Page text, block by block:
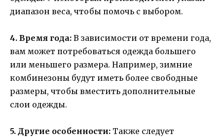
диапазон веса, чтобы помочь с выбором.
4. Время года: В зависимости от времени года,
вам может потребоваться одежда большего
или меньшего размера. Например, зимние
комбинезоны будут иметь более свободные
размеры, чтобы вместить дополнительные
слои одежды.
5. Другие особенности: Также следует